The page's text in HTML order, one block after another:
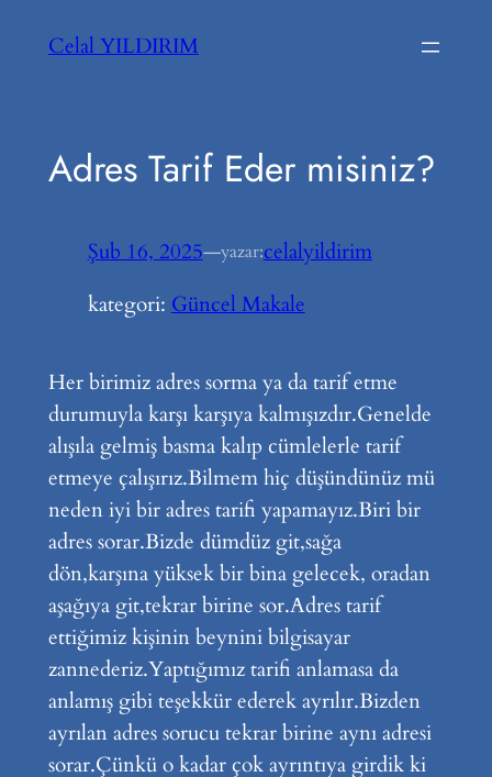
Celal YILDIRIM
Adres Tarif Eder misiniz?
Şub 16, 2025—yazar:celalyildirim
kategori: Güncel Makale
Her birimiz adres sorma ya da tarif etme
durumuyla karşı karşıya kalmışızdır.Genelde
alışıla gelmiş basma kalıp cümlelerle tarif
etmeye çalışırız.Bilmem hiç düşündünüz mü
neden iyi bir adres tarifi yapamayız.Biri bir
adres sorar.Bizde dümdüz git,sağa
dön,karşına yüksek bir bina gelecek, oradan
aşağıya git,tekrar birine sor.Adres tarif
ettiğimiz kişinin beynini bilgisayar
zannederiz.Yaptığımız tarifi anlamasa da
anlamış gibi teşekkür ederek ayrılır.Bizden
ayrılan adres sorucu tekrar birine aynı adresi
sorar.Çünkü o kadar çok ayrıntıya girdik ki